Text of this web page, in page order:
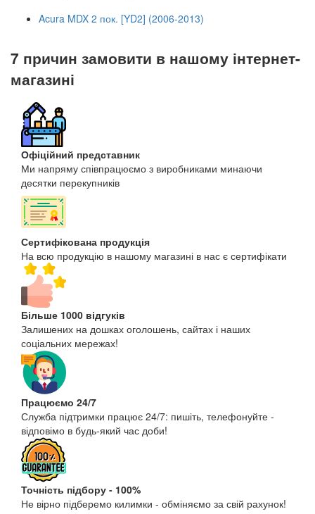
Acura MDX 2 пок. [YD2] (2006-2013)
7 причин замовити в нашому інтернет-
магазині
Офіційний представник
Ми напряму співпрацюємо з виробниками минаючи
десятки перекупників
Сертифікована продукція
На всю продукцію в нашому магазині в нас є сертифікати
Більше 1000 відгуків
Залишених на дошках оголошень, сайтах і наших
соціальних мережах!
Працюємо 24/7
Служба підтримки працює 24/7: пишіть, телефонуйте -
відповімо в будь-який час доби!
Точність підбору - 100%
Не вірно підберемо килимки - обміняємо за свій рахунок!